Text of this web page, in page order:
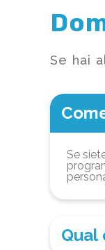
Se hai
Se
Qual